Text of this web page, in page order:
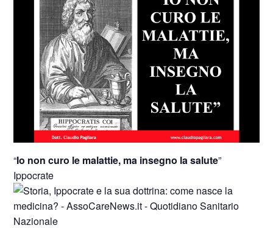
“Io non curo le malattie, ma insegno la salute”
Ippocrate